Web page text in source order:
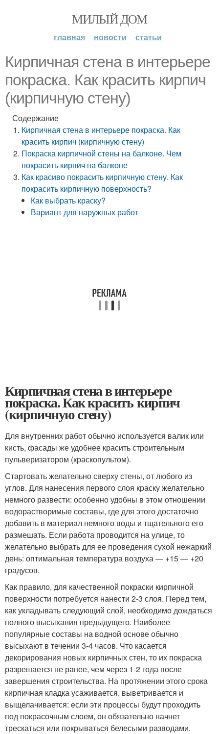
МИЛЫЙ ДОМ
главная новости статьи
Кирпичная стена в интерьере
покраска. Как красить кирпич
(кирпичную стену)
Содержание
Кирпичная стена в интерьере покраска. Как
красить кирпич (кирпичную стену)
Покраска кирпичной стены на балконе. Чем
покрасить кирпич на балконе
Как красиво покрасить кирпичную стену. Как
покрасить кирпичную поверхность?
Как выбрать краску?
Вариант для наружных работ
Кирпичная стена в интерьере
покраска. Как красить кирпич
(кирпичную стену)
Для внутренних работ обычно используется валик или
кисть, фасады же удобнее красить строительным
пульверизатором (краскопультом).
Стартовать желательно сверху стены, от любого из
углов. Для нанесения первого слоя краску желательно
немного развести: особенно удобны в этом отношении
водорастворимые составы, где для этого достаточно
добавить в материал немного воды и тщательного его
размешать. Если работа проводится на улице, то
желательно выбрать для ее проведения сухой нежаркий
день: оптимальная температура воздуха — +15 — +20
градусов.
Как правило, для качественной покраски кирпичной
поверхности потребуется нанести 2-3 слоя. Перед тем,
как укладывать следующий слой, необходимо дождаться
полного высыхания предыдущего. Наиболее
популярные составы на водной основе обычно
высыхают в течении 3-4 часов. Что касается
декорирования новых кирпичных стен, то их покраска
разрешается не ранее, чем через 1-2 года после
завершения строительства. На протяжении этого срока
кирпичная кладка усаживается, выветривается и
выщелачивается: если эти процессы будут проходить
под покрасочным слоем, он обязательно начнет
трескаться или покрываться белесыми разводами.